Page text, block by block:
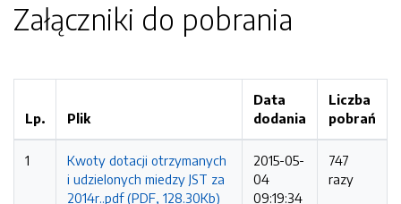
Załączniki do pobrania
Lp. Plik
Data
dodania
Liczba
pobrań
1
Kwoty dotacji otrzymanych
i udzielonych miedzy JST za
2014r..pdf (PDF, 128.30Kb)
2015-05-
04
09:19:34
747
razy